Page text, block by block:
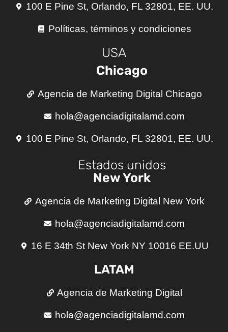
100 E Pine St, Orlando, FL 32801, EE. UU.
Políticas, términos y condiciones
USA
Chicago
Agencia de Marketing Digital Chicago
hola@agenciadigitalamd.com
100 E Pine St, Orlando, FL 32801, EE. UU.
Estados unidos
New York
Agencia de Marketing Digital New York
hola@agenciadigitalamd.com
16 E 34th St New York NY 10016 EE.UU
LATAM
Agencia de Marketing Digital
hola@agenciadigitalamd.com